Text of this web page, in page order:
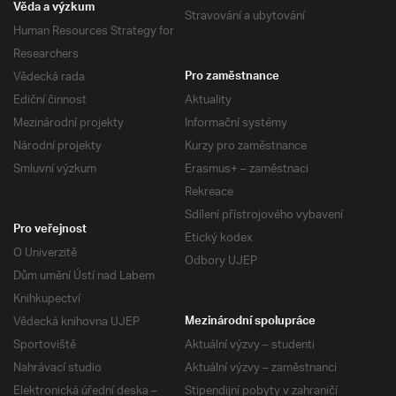
Stravování a ubytování
Věda a výzkum
Human Resources Strategy for
Researchers
Vědecká rada
Ediční činnost
Mezinárodní projekty
Národní projekty
Smluvní výzkum
Pro zaměstnance
Aktuality
Informační systémy
Kurzy pro zaměstnance
Erasmus+ – zaměstnaci
Rekreace
Sdílení přístrojového vybavení
Etický kodex
Odbory UJEP
Pro veřejnost
O Univerzitě
Dům umění Ústí nad Labem
Knihkupectví
Vědecká knihovna UJEP
Sportoviště
Nahrávací studio
Elektronická úřední deska –
Mezinárodní spolupráce
Aktuální výzvy – studenti
Aktuální výzvy – zaměstnanci
Stipendijní pobyty v zahraničí